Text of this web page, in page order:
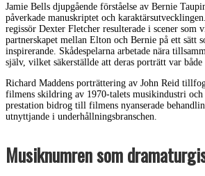
Jamie Bells djupgående förståelse av Bernie
påverkade manuskriptet och
regissör Dexter Fletcher resulterade i scener som
partnerskapet mellan Elton och Bernie på ett sätt
inspirerande. Skådespelarna arbetade nära
själv, vilket säkerställde att deras porträtt var
Richard Maddens porträttering av John Reid
filmens skildring av 1970-talets musikindustri
prestation bidrog till filmens nyanserade
utnyttjande i underhållningsbranschen.
Musiknumren som